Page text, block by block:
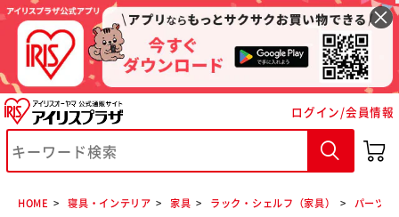
ログイン/会員情報
HOME 寝具・インテリア 家具 ラック・シェルフ（家具） パーツ各
※ご確認ください
カートに入れる 購入手続きへ